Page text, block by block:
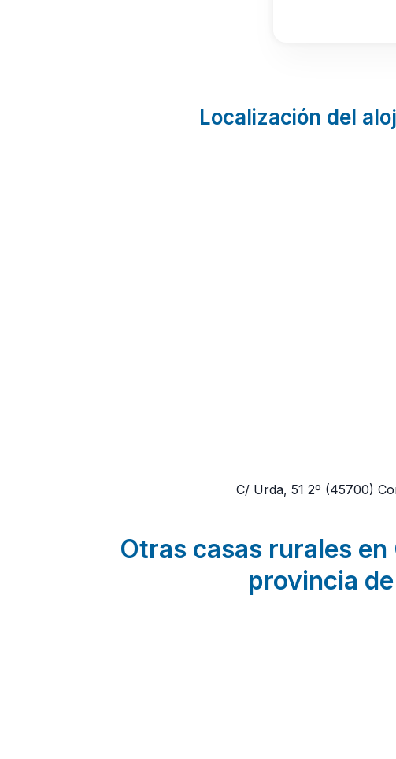
Localización del
C/ Urda, 51 2º (45700)
Otras casas rurales en
provincia